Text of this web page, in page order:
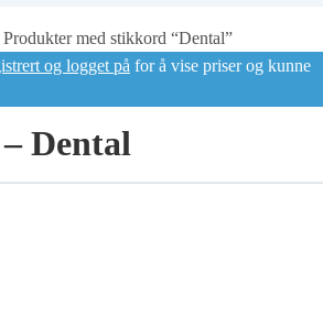
Produkter med stikkord “Dental”
og logget på for å vise priser og kunne
Dental